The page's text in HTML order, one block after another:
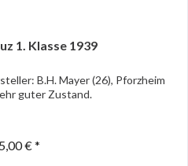
1. Klasse 1939
B.H. Mayer (26), Pforzheim
guter Zustand.
€ *